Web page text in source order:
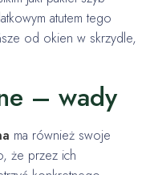
atutem tego
od okien w skrzydle,
– wady
ma również swoje
że przez ich